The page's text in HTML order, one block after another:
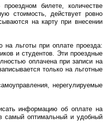
билете, количестве
стоимость, действует ровно
на карту при внесении
льготы при оплате проезда:
и студентов. Эти проездные
оплачена при записи на
только на льготные
нерегулируемые
информацию об оплате на
самый оптимальный и удобный